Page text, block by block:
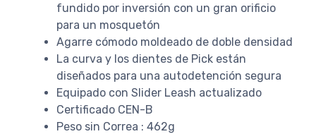
fundido por inversión con un gran orificio
para un mosquetón
Agarre cómodo moldeado de doble densidad
La curva y los dientes de Pick están
diseñados para una autodetención segura
Equipado con Slider Leash actualizado
Certificado CEN-B
Peso sin Correa : 462g